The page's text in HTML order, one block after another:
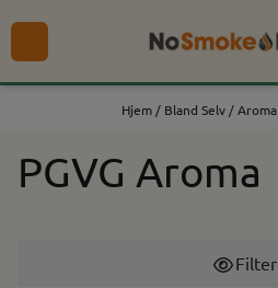
Hopp til innhold
Hjem / Bland Selv /Aroma
PGVG Aroma
Filter